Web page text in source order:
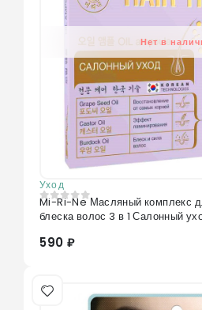
Нет в
Уход
0из 5
Mi-Ri-Ne Масляный комплекс
блеска волос 3 в 1 Салонный
590 ₽